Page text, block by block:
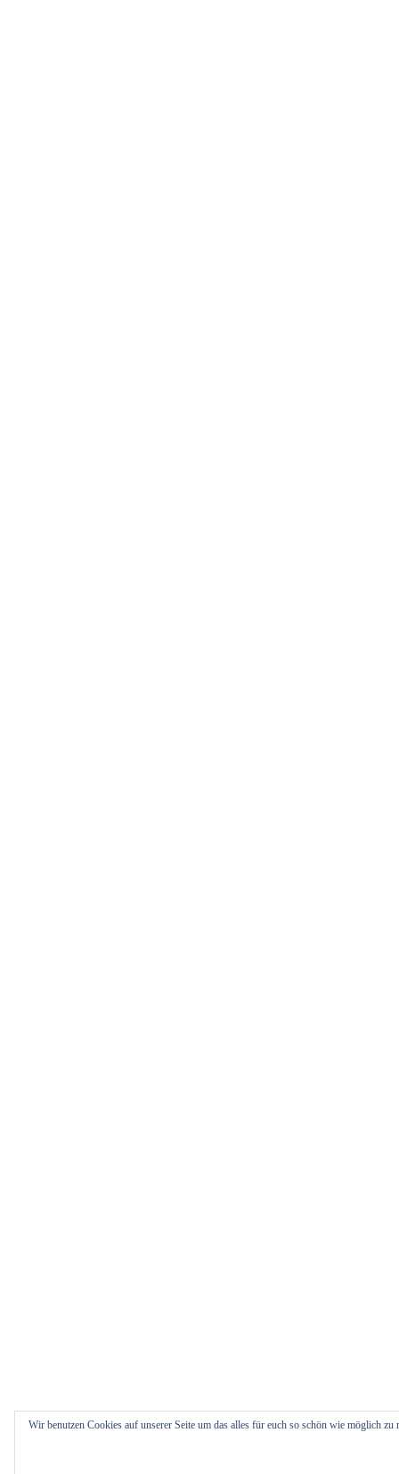
Wir benutzen Cookies auf unserer Seite um das alles für euch so schön wie möglich zu